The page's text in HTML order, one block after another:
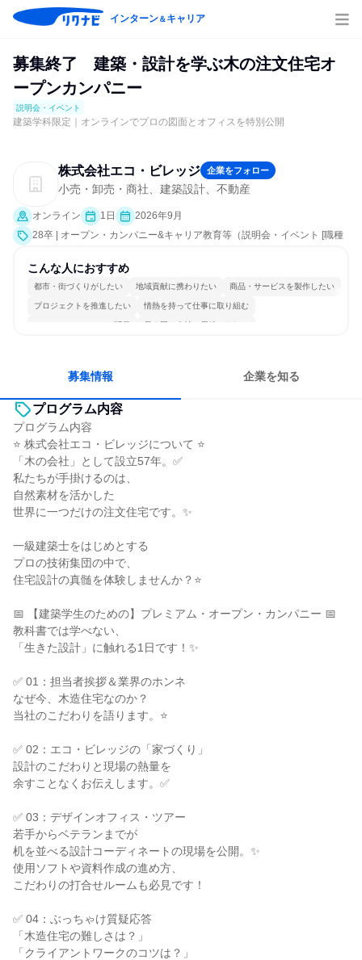
インターン＆キャリア
募集終了 建築・設計を学ぶ木の注文住宅オ
ープンカンパニー
説明会・イベント
建築学科限定｜オンラインでプロの図面とオフィスを特別公開
株式会社エコ・ビレッジ 企業をフォロー
小売・卸売・商社、建築設計、不動産
オンライン 1日
2026年9月
28卒 | オープン・カンパニー&キャリア教育等（説明会・イベント [職種
こんな人におすすめ
都市・街づくりがしたい 地域貢献に携わりたい 商品・サービスを製作したい
プロジェクトを推進したい 情熱を持って仕事に取り組む
コミュニケーションが活発 長く同じ会社に居続けられる
募集情報 企業を知る
プログラム内容
プログラム内容
⭐ 株式会社エコ・ビレッジについて ⭐
「木の会社」として設立57年。✅
私たちが手掛けるのは、
自然素材を活かした
世界に一つだけの注文住宅です。✨
一級建築士をはじめとする
プロの技術集団の中で、
住宅設計の真髄を体験しませんか？⭐
📅 【建築学生のための】プレミアム・オープン・カンパニー 📅
教科書では学べない、
「生きた設計」に触れる1日です！✨
✅ 01：担当者挨拶＆業界のホンネ
なぜ今、木造住宅なのか？
当社のこだわりを語ります。⭐
✅ 02：エコ・ビレッジの「家づくり」
設計のこだわりと現場の熱量を
余すことなくお伝えします。✅
✅ 03：デザインオフィス・ツアー
若手からベテランまでが
机を並べる設計コーディネートの現場を公開。✨
使用ソフトや資料作成の進め方、
こだわりの打合せルームも必見です！
✅ 04：ぶっちゃけ質疑応答
「木造住宅の難しさは？」
「クライアントワークのコツは？」